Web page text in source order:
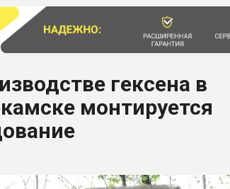
выходит на
рынке
ПЭТ
гексена в
монтируется